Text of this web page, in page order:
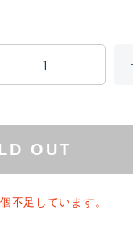
OUT
不足しています。